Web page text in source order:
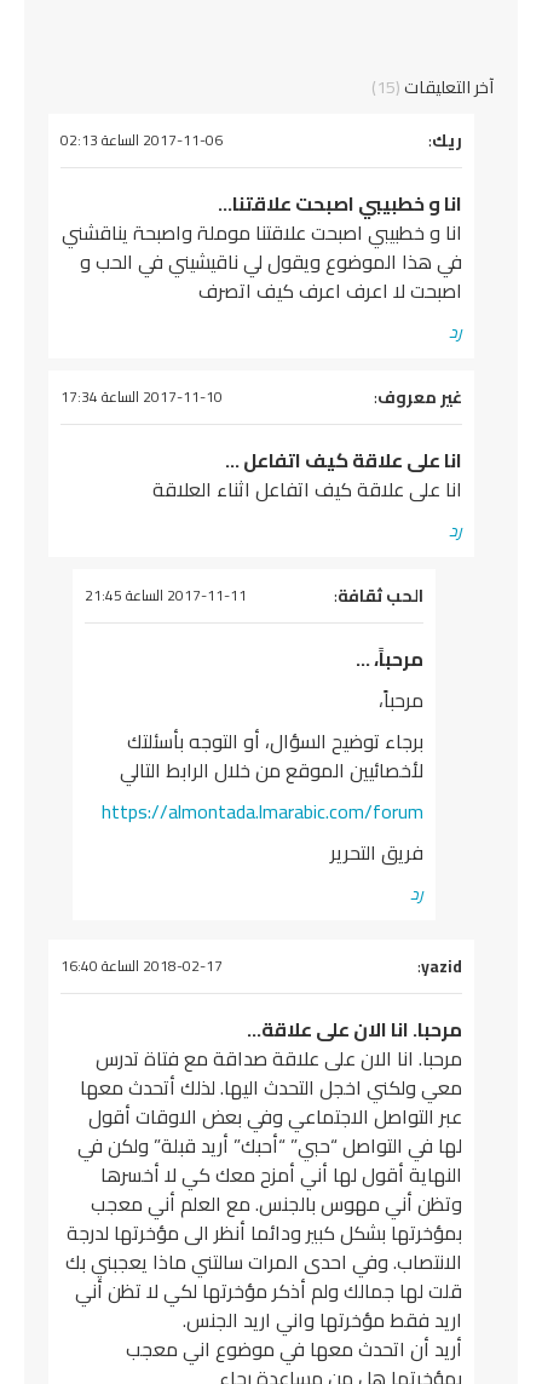
آخر التعليقات(15)
يقول
ريك: 2017-11-06 الساعة 02:13
انا و خطبيبي اصبحت علاقتنا…
انا و خطبيبي اصبحت علاقتنا موملۃ واصبحۃ يناقشني
في هذا الموضوع ويقول لي ناقيشيني في الحب و
اصبحت لا اعرف اعرف كيف اتصرف
رد
يقول
غير معروف: 2017-11-10 الساعة 17:34
انا على علاقة كيف اتفاعل …
انا على علاقة كيف اتفاعل اثناء العلاقة
رد
يقول
الحب ثقافة: 2017-11-11 الساعة 21:45
مرحباً، …
مرحباً،
برجاء توضيح السؤال، أو التوجه بأسئلتك
لأخصائيين الموقع من خلال الرابط التالي
https://almontada.lmarabic.com/forum
فريق التحرير
رد
يقول
yazid
: 2018-02-17 الساعة 16:40
مرحبا. انا الان على علاقة…
مرحبا. انا الان على علاقة صداقة مع فتاة تدرس
معي ولكني اخجل التحدث اليها. لذلك أتحدث معها
عبر التواصل الاجتماعي وفي بعض الاوقات أقول
لها في التواصل “حبي” “أحبك” أريد قبلة” ولكن في
النهاية أقول لها أني أمزح معك كي لا أخسرها
وتظن أني مهوس بالجنس. مع العلم أني معجب
بمؤخرتها بشكل كبير ودائما أنظر الى مؤخرتها لدرجة
الانتصاب. وفي احدى المرات سالتني ماذا يعجبني بك
قلت لها جمالك ولم أذكر مؤخرتها لكي لا تظن أني
اريد فقط مؤخرتها واني اريد الجنس.
أريد أن اتحدث معها في موضوع اني معجب